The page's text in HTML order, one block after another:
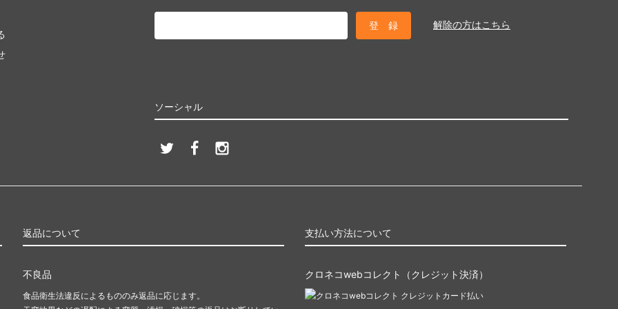
解除の方はこちら
ソーシャル
返品について
不良品
食品衛生法違反によるもののみ返品に応じます。
支払い方法について
クロネコwebコレクト（クレジット決済）